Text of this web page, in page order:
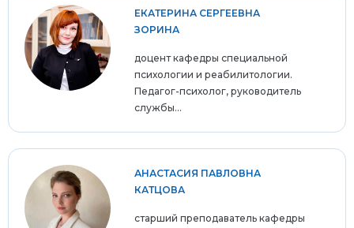
ЕКАТЕРИНА СЕРГЕЕВНА
ЗОРИНА
доцент кафедры специальной
психологии и реабилитологии.
Педагог-психолог, руководитель
службы...
АНАСТАСИЯ ПАВЛОВНА
КАТЦОВА
старший преподаватель кафедры